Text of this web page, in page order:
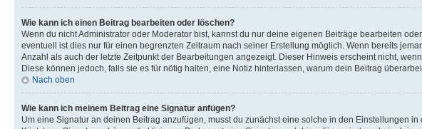
Wie kann ich einen Beitrag bearbeiten oder löschen?
Wenn du nicht Administrator oder Moderator bist, kannst du nur deine eigenen Beiträge bearbeiten
eventuell ist dies nur für einen begrenzten Zeitraum nach seiner Erstellung möglich. Wenn bereits
Anzahl als auch der letzte Zeitpunkt der Bearbeitungen angezeigt. Dieser Hinweis erscheint nicht,
Diese können jedoch, falls sie es für nötig halten, eine Notiz hinterlassen, warum dein Beitrag
Nach oben
Wie kann ich meinem Beitrag eine Signatur anfügen?
Um eine Signatur an deinen Beitrag anzufügen, musst du zunächst eine solche in den Einstellungen